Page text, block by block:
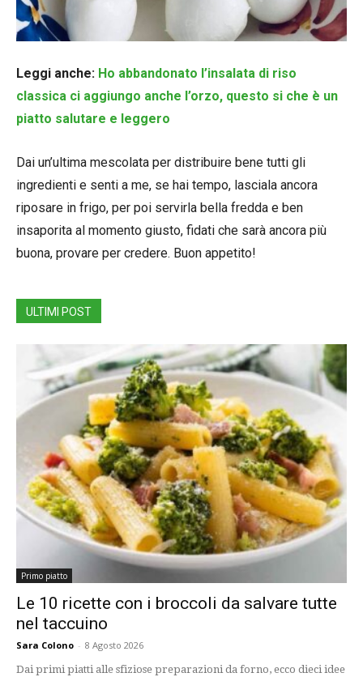
Leggi anche: Ho abbandonato l’insalata di riso
classica ci aggiungo anche l’orzo, questo si che è un
piatto salutare e leggero
Dai un’ultima mescolata per distribuire bene tutti gli
ingredienti e senti a me, se hai tempo, lasciala ancora
riposare in frigo, per poi servirla bella fredda e ben
insaporita al momento giusto, fidati che sarà ancora più
buona, provare per credere. Buon appetito!
ULTIMI POST
Primo piatto
Le 10 ricette con i broccoli da salvare tutte
nel taccuino
Sara Colono - 8 Agosto 2026
Dai primi piatti alle sfiziose preparazioni da forno, ecco dieci idee